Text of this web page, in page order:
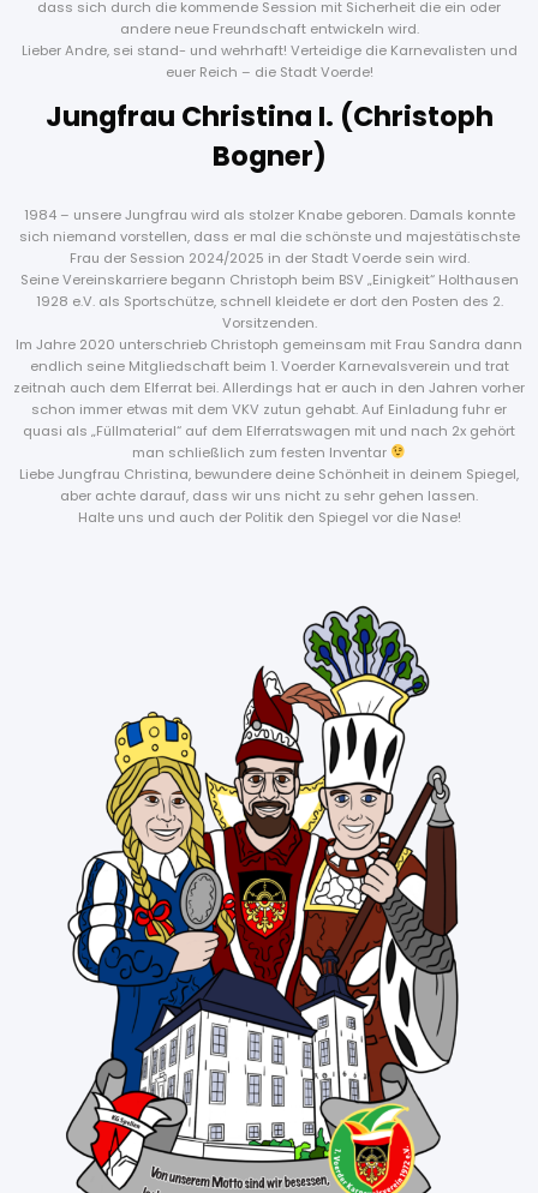
dass sich durch die kommende Session mit Sicherheit die ein oder
andere neue Freundschaft entwickeln wird.
Lieber Andre, sei stand- und wehrhaft! Verteidige die Karnevalisten und
euer Reich – die Stadt Voerde!
Jungfrau Christina I. (Christoph
Bogner)
1984 – unsere Jungfrau wird als stolzer Knabe geboren. Damals konnte
sich niemand vorstellen, dass er mal die schönste und majestätischste
Frau der Session 2024/2025 in der Stadt Voerde sein wird.
Seine Vereinskarriere begann Christoph beim BSV „Einigkeit“ Holthausen
1928 e.V. als Sportschütze, schnell kleidete er dort den Posten des 2.
Vorsitzenden.
Im Jahre 2020 unterschrieb Christoph gemeinsam mit Frau Sandra dann
endlich seine Mitgliedschaft beim 1. Voerder Karnevalsverein und trat
zeitnah auch dem Elferrat bei. Allerdings hat er auch in den Jahren vorher
schon immer etwas mit dem VKV zutun gehabt. Auf Einladung fuhr er
quasi als „Füllmaterial“ auf dem Elferratswagen mit und nach 2x gehört
man schließlich zum festen Inventar
Liebe Jungfrau Christina, bewundere deine Schönheit in deinem Spiegel,
aber achte darauf, dass wir uns nicht zu sehr gehen lassen.
Halte uns und auch der Politik den Spiegel vor die Nase!